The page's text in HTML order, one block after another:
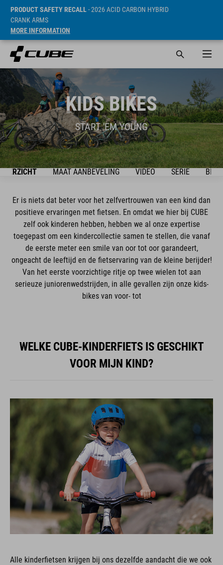
PRODUCT SAFETY RECALL- 2026 ACID CARBON HYBRID
CRANK ARMS
MORE INFORMATION
KIDS BIKES
START 'EM YOUNG
MAAT AANBEVELING VIDEO SERIE
Er is niets dat beter voor het zelfvertrouwen van een kind dan
positieve ervaringen met fietsen. En omdat we hier bij CUBE
zelf ook kinderen hebben, hebben we al onze expertise
toegepast om een kindercollectie samen te stellen, die vanaf
de eerste meter een smile van oor tot oor garandeert,
ongeacht de leeftijd en de fietservaring van de kleine berijder!
Van het eerste voorzichtige ritje op twee wielen tot aan
serieuze juniorenwedstrijden, in alle gevallen zijn onze kids-
bikes van voor- tot
WELKE CUBE-KINDERFIETS IS GESCHIKT
VOOR MIJN KIND?
Alle kinderfietsen krijgen bij ons dezelfde aandacht die we ook